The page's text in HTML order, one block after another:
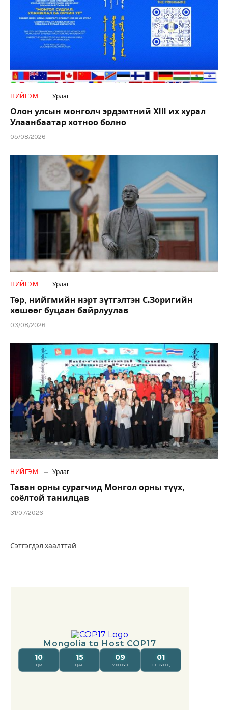
НИЙГЭМ Урлаг
Олон улсын монголч эрдэмтний XIII их хурал
Улаанбаатар хотноо болно
05/08/2026
НИЙГЭМ Урлаг
Төр, нийгмийн нэрт зүтгэлтэн С.Зоригийн
хөшөөг буцаан байрлуулав
03/08/2026
НИЙГЭМ Урлаг
Таван орны сурагчид Монгол орны түүх,
соёлтой танилцав
31/07/2026
Сэтгэгдэл хаалттай